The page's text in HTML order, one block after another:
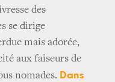
des
se dirige
mais adorée,
aux faiseurs de
nomades. Dans